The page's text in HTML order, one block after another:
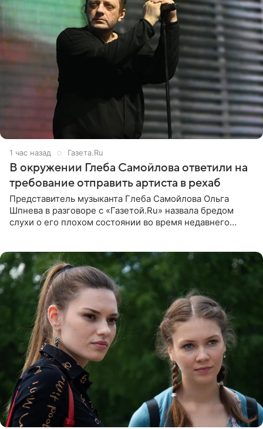
1 час назад Газета.Ru
В окружении Глеба Самойлова ответили на
требование отправить артиста в рехаб
Представитель музыканта Глеба Самойлова Ольга
Шпнева в разговоре с «Газетой.Ru» назвала бредом
слухи о его плохом состоянии во время недавнего